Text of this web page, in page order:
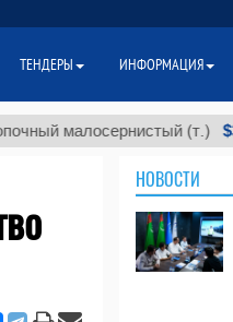
(т.) $300
НОВОСТИ
ТЕНДЕРЫ ИНФОРМАЦИЯ